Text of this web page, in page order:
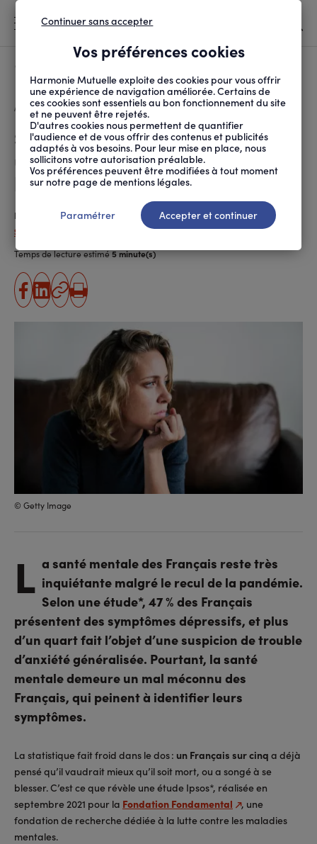
D'ARIANE
ACCUEIL PRÉVENTION SANTÉ ET ... PSYCHOLOGIE SANTÉ MENTALE DES FR...
Santé mentale des Français :
une étude tire le signal
l’alarme
Publié le 21.10.2021
Solal Duchêne
Temps de lecture estimé5 minute(s)
partager
partager
linkedin
Copier
Imprimer
© Getty Image
L a santé mentale des Français reste très
inquiétante malgré le recul de la pandémie.
Selon une étude*, 47 % des Français
présentent des symptômes dépressifs, et plus
d’un quart fait l’objet d’une suspicion de trouble
d’anxiété généralisée. Pourtant, la santé
mentale demeure un mal méconnu des
Français, qui peinent à identifier leurs
symptômes.
La statistique fait froid dans le dos : un Français sur cinq a déjà
pensé qu’il vaudrait mieux qu’il soit mort, ou a songé à se
blesser. C’est ce que révèle une étude Ipsos*, réalisée en
septembre 2021 pour la Fondation Fondamental
, une
fondation de recherche dédiée à la lutte contre les maladies
mentales.
Vos préférences cookies
Harmonie Mutuelle exploite des cookies pour vous offrir
une expérience de navigation améliorée. Certains de
ces cookies sont essentiels au bon fonctionnement du site
et ne peuvent être rejetés.
D'autres cookies nous permettent de quantifier
l'audience et de vous offrir des contenus et publicités
adaptés à vos besoins. Pour leur mise en place, nous
sollicitons votre autorisation préalable.
Vos préférences peuvent être modifiées à tout moment
sur notre page de mentions légales.
Continuer sans accepter
Paramétrer Accepter et continuer